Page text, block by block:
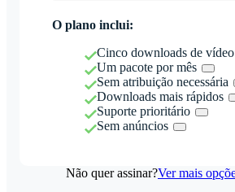
O plano inclui:
Cinco downloads de
Um pacote por mês
Sem atribuição necessária
Downloads mais rápidos
Suporte prioritário
Sem anúncios
Não quer assinar?Ver mais